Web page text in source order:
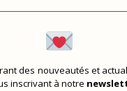
des nouveautés et
inscrivant à notre